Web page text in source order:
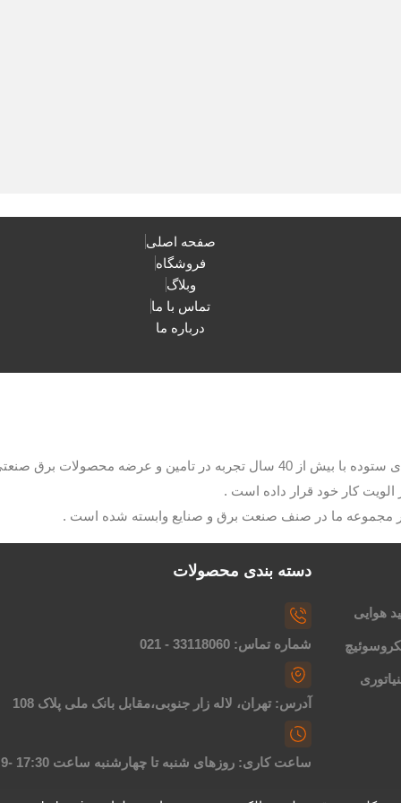
صفحه اصلی
فروشگاه
وبلاگ
تماس با ما
درباره ما
با مدیریت آقای ستوده با بیش از 40 سال تجربه در تامین و
کار خود قرار داده است .
مجموعه ما در صنف صنعت برق و صنایع وابسته شده است .
هوایی
دسته بندی محصولات
شماره تماس: 33118060 - 021
آدرس: تهران، لاله زار جنوبی،مقابل بانک ملی پلاک 108
ساعت کاری: روزهای شنبه تا چهارشنبه ساعت 17:30 -9